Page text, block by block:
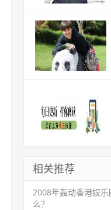
相关推荐
​2008年轰动香港娱乐
么？